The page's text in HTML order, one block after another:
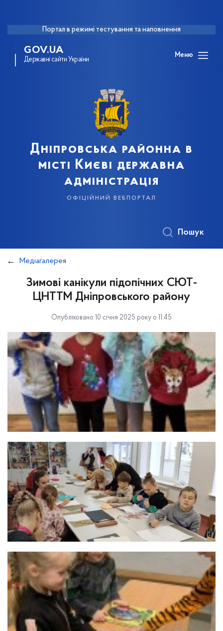
Портал в режимі тестування та наповнення
GOV.UA
Державні сайти України
Меню
Дніпровська районна в
місті Києві державна
адміністрація
офіційний вебпортал
Пошук
Медіагалерея
Зимові канікули підопічних СЮТ-
ЦНТТМ Дніпровського району
Опубліковано 10 січня 2025 року о 11:45